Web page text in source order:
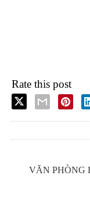
Rate this post
VĂN PHÒNG